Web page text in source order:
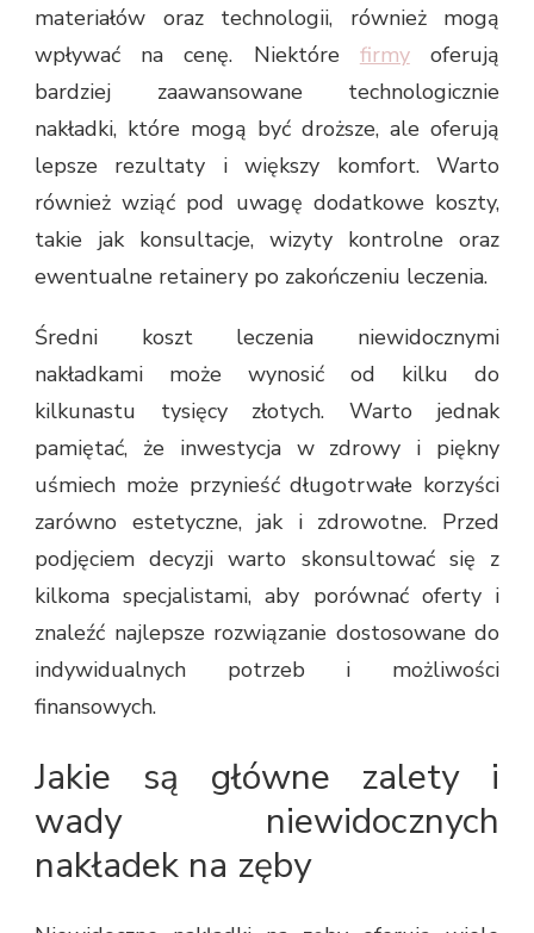
materiałów oraz technologii, również mogą
wpływać na cenę. Niektóre firmyoferują
bardziej zaawansowane technologicznie
nakładki, które mogą być droższe, ale oferują
lepsze rezultaty i większy komfort. Warto
również wziąć pod uwagę dodatkowe koszty,
takie jak konsultacje, wizyty kontrolne oraz
ewentualne retainery po zakończeniu leczenia.
Średni koszt leczenia niewidocznymi
nakładkami może wynosić od kilku do
kilkunastu tysięcy złotych. Warto jednak
pamiętać, że inwestycja w zdrowy i piękny
uśmiech może przynieść długotrwałe korzyści
zarówno estetyczne, jak i zdrowotne. Przed
podjęciem decyzji warto skonsultować się z
kilkoma specjalistami, aby porównać oferty i
znaleźć najlepsze rozwiązanie dostosowane do
indywidualnych potrzeb i możliwości
finansowych.
Jakie są główne zalety i
wady niewidocznych
nakładek na zęby